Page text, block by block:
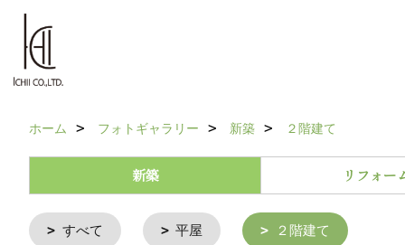
ホーム フォトギャラリー 新築 ２階建て
新築 リフォー
すべて 平屋 ２階建て